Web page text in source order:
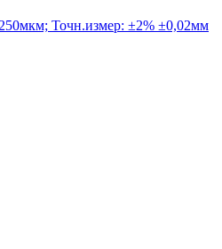
Точн.измер: ±2% ±0,02мм